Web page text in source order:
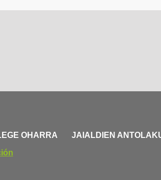
OHARRA
JAIALDIEN